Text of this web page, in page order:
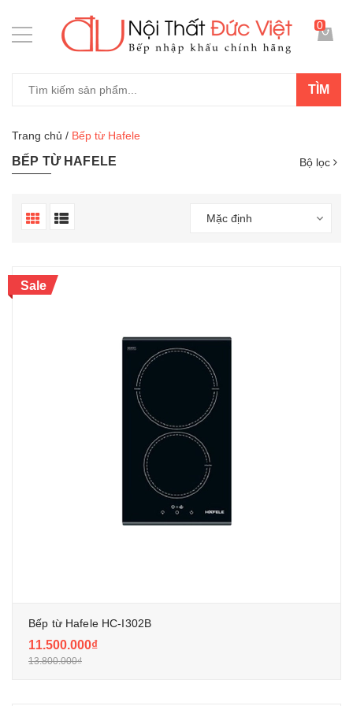
TÌM
0
Trang chủ / Bếp từ Hafele
BẾP TỪ HAFELE Bộ lọc
Mặc định
Sale
Bếp từ Hafele HC-I302B
11.500.000₫
13.800.000₫